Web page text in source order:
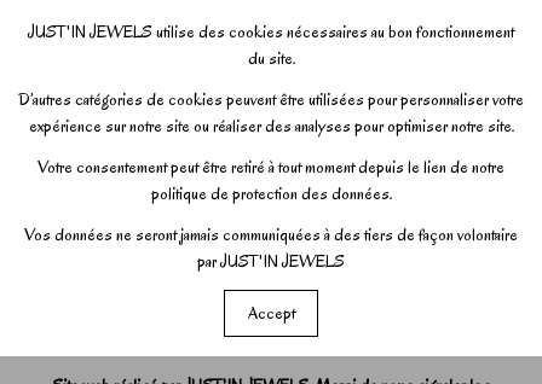
JUST'IN JEWELS utilise des cookies nécessaires au bon fonctionnement
du site.
D’autres catégories de cookies peuvent être utilisées pour personnaliser votre
expérience sur notre site ou réaliser des analyses pour optimiser notre site.
Votre consentement peut être retiré à tout moment depuis le lien de notre
politique de protection des données.
Vos données ne seront jamais communiquées à des tiers de façon volontaire
par JUST'IN JEWELS
Accept